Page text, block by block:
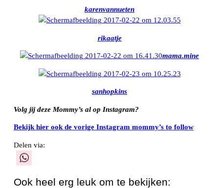
karenvannueten
rikaatje
mama.mine
sanhopkins
Volg jij deze Mommy’s al op Instagram?
Bekijk hier ook de vorige Instagram mommy’s to follow
Delen via:
Ook heel erg leuk om te bekijken: